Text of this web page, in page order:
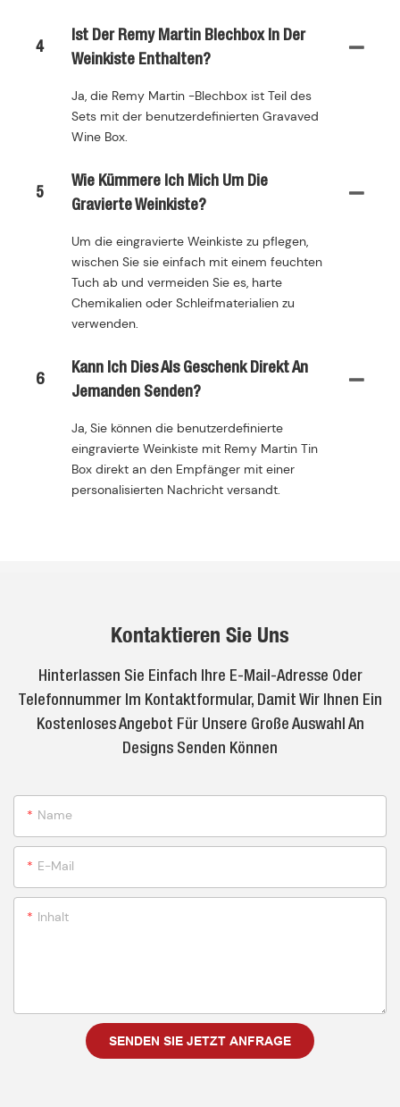
4
Ist Der Remy Martin Blechbox In Der
Weinkiste Enthalten?
Ja, die Remy Martin -Blechbox ist Teil des
Sets mit der benutzerdefinierten Gravaved
Wine Box.
5
Wie Kümmere Ich Mich Um Die
Gravierte Weinkiste?
Um die eingravierte Weinkiste zu pflegen,
wischen Sie sie einfach mit einem feuchten
Tuch ab und vermeiden Sie es, harte
Chemikalien oder Schleifmaterialien zu
verwenden.
6
Kann Ich Dies Als Geschenk Direkt An
Jemanden Senden?
Ja, Sie können die benutzerdefinierte
eingravierte Weinkiste mit Remy Martin Tin
Box direkt an den Empfänger mit einer
personalisierten Nachricht versandt.
Kontaktieren Sie Uns
Hinterlassen Sie Einfach Ihre E-Mail-Adresse Oder
Telefonnummer Im Kontaktformular, Damit Wir Ihnen Ein
Kostenloses Angebot Für Unsere Große Auswahl An
Designs Senden Können
Name
E-Mail
Inhalt
SENDEN SIE JETZT ANFRAGE